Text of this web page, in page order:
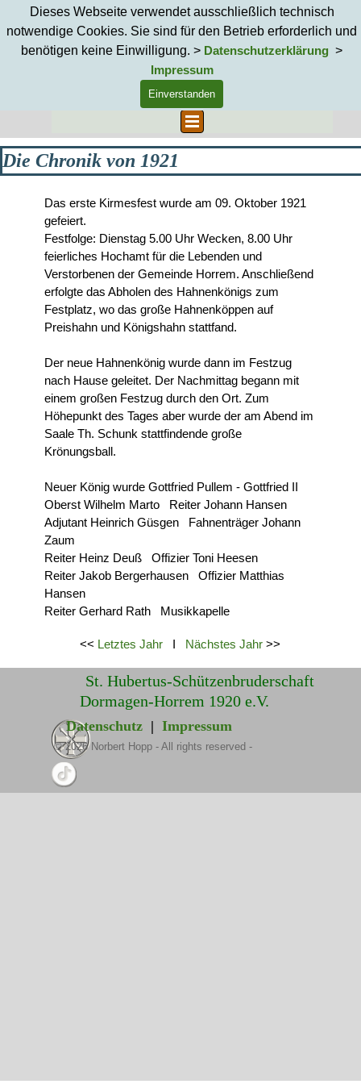
Dieses Webseite verwendet ausschließlich technisch
notwendige Cookies. Sie sind für den Betrieb erforderlich und
benötigen keine Einwilligung. > Datenschutzerklärung >
Impressum
Einverstanden
Direkt zum Seiteninhalt
Suchen
Menü überspringen
Die Chronik von 1921
Das erste Kirmesfest wurde am 09. Oktober 1921
gefeiert.
Festfolge: Dienstag 5.00 Uhr Wecken, 8.00 Uhr
feierliches Hochamt für die Lebenden und
Verstorbenen der Gemeinde Horrem. Anschließend
erfolgte das Abholen des Hahnenkönigs zum
Festplatz, wo das große Hahnenköppen auf
Preishahn und Königshahn stattfand.
Der neue Hahnenkönig wurde dann im Festzug
nach Hause geleitet. Der Nachmittag begann mit
einem großen Festzug durch den Ort. Zum
Höhepunkt des Tages aber wurde der am Abend im
Saale Th. Schunk stattfindende große
Krönungsball.
Neuer König wurde Gottfried Pullem - Gottfried II
Oberst Wilhelm Marto Reiter Johann Hansen
Adjutant Heinrich Güsgen Fahnenträger Johann
Zaum
Reiter Heinz Deuß Offizier Toni Heesen
Reiter Jakob Bergerhausen Offizier Matthias
Hansen
Reiter Gerhard Rath Musikkapelle
<< Letztes Jahr Nächstes Jahr >>
St. Hubertus-Schützenbruderschaft
Dormagen-Horrem 1920 e.V.
Datenschutz | Impressum
©2026Norbert Hopp - All rights reserved -